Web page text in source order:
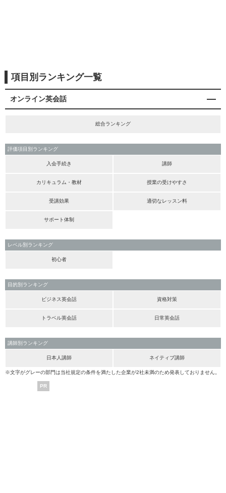
項目別ランキング一覧
オンライン英会話
総合ランキング
評価項目別ランキング
入会手続き 講師
カリキュラム・教材 授業の受けやすさ
受講効果 適切なレッスン料
サポート体制
レベル別ランキング
初心者
目的別ランキング
ビジネス英会話 資格対策
トラベル英会話 日常英会話
講師別ランキング
日本人講師 ネイティブ講師
※文字がグレーの部門は当社規定の条件を満たした企業が2社未満のため発表しておりません。
PR